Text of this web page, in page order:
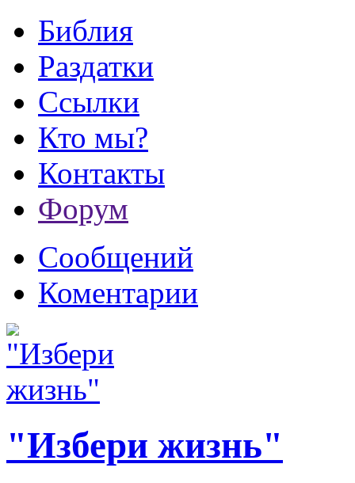
Библия
Раздатки
Ссылки
Кто мы?
Контакты
Форум
Сообщений
Коментарии
"Избери жизнь"